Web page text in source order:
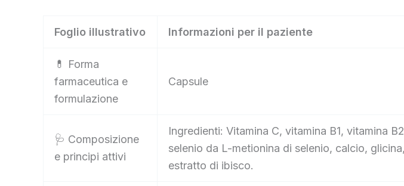
Foglio illustrativo Informazioni per il paziente
💊 Forma
farmaceutica e
formulazione
Capsule
🩺 Composizione
e principi attivi
Ingredienti: Vitamina C, vitamina B1, vitamina
selenio da L-metionina di selenio, calcio,
estratto di ibisco.